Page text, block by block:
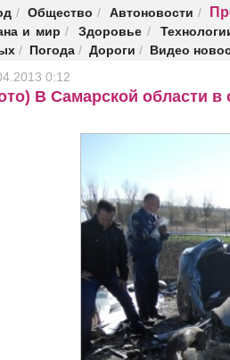
/ Общество / Автоновости /
и мир / Здоровье /
/ Погода / Дороги / Видео
0:12
В Самарской области в